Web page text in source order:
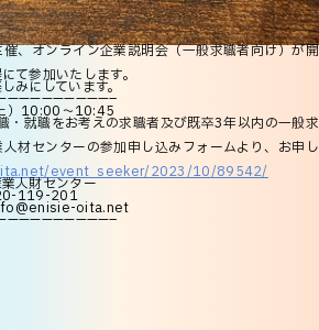
、オンライン企業説明会（一般求職者向け）が開
て参加いたします。
みにしています。
）10:00～10:45
・就職をお考えの求職者及び既卒3年以内の一般求
材センターの参加申し込みフォームより、お申し
event_seeker/2023/10/89542/
業人財センター
201
oita.net